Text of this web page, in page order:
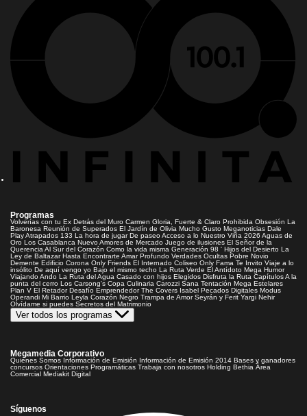
Programas
Volverías con tu Ex Detrás del Muro Carmen Gloria, Fuerte & Claro Prohibida Obsesión La
Baronesa Reunión de Superados El Jardín de Olivia Mucho Gusto Meganoticias Dale
PlayAtrapados 133 La hora de jugar De paseoAcceso a lo Nuestro Viña 2026 Aguas de
Oro Los Casablanca Nuevo Amores de Mercado Juego de ilusiones El Señor de la
Querencia Al Sur del Corazón Como la vida misma Generación 98 ' Hijos del Desierto La
Ley de Baltazar Hasta Encontrarte Amar Profundo Verdades Ocultas Pobre Novio
Demente Edificio Corona Only Friends El Internado Coliseo Only Fama Te Invito Viaje a lo
insólito De aquí vengo yo Bajo el mismo techo La Ruta Verde El Antídoto Mega Humor
Viajando Ando La Ruta del Agua Casado con hijos Elegidos Disfruta la Ruta CapítulosA la
punta del cerro Los Carsong's Copa Culinaria Carozzi Sana Tentación Mega Estelares
Plan V El Retador Desafío Emprendedor The Covers Isabel Pecados Digitales Modus
Operandi Mi Barrio Leyla Corazón Negro Trampa de Amor Seyrán y Ferit Yargi Nehir
Olvídame si puedes Secretos del Matrimonio
Ver todos los programas
Megamedia Corporativo
Quienes Somos Información de Emisión Información de Emisión 2014 Bases y ganadores
concursos Orientaciones Programáticas Trabaja con nosotros Holding Bethia Área
Comercial Mediakit Digital
Síguenos